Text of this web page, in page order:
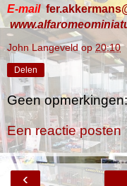
E-mail
John Langeveld op20:10
Delen
Geen opmerkingen:
Een reactie posten
‹